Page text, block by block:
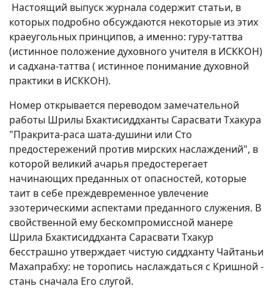
Настоящий выпуск журнала содержит статьи, в
которых подробно обсуждаются некоторые из этих
краеугольных принципов, а именно: гуру-таттва
(истинное положение духовного учителя в ИСККОН)
и садхана-таттва ( истинное понимание духовной
практики в ИСККОН).
Номер открывается переводом замечательной
работы Шрилы Бхактисиддханты Сарасвати Тхакура
"Пракрита-раса шата-душини или Сто
предостережений против мирских наслаждений", в
которой великий ачарья предостерегает
начинающих преданных от опасностей, которые
таит в себе преждевременное увлечение
эзотерическими аспектами преданного служения. В
свойственной ему бескомпромиссной манере
Шрила Бхактисиддханта Сарасвати Тхакур
бесстрашно утверждает чистую сиддханту Чайтаньи
Махапрабху: не торопись наслаждаться с Кришной -
стань сначала Его слугой.